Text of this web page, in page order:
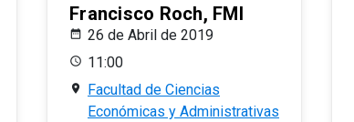
Francisco Roch, FMI
26 de Abril de 2019
11:00
Facultad de Ciencias
Económicas y Administrativas